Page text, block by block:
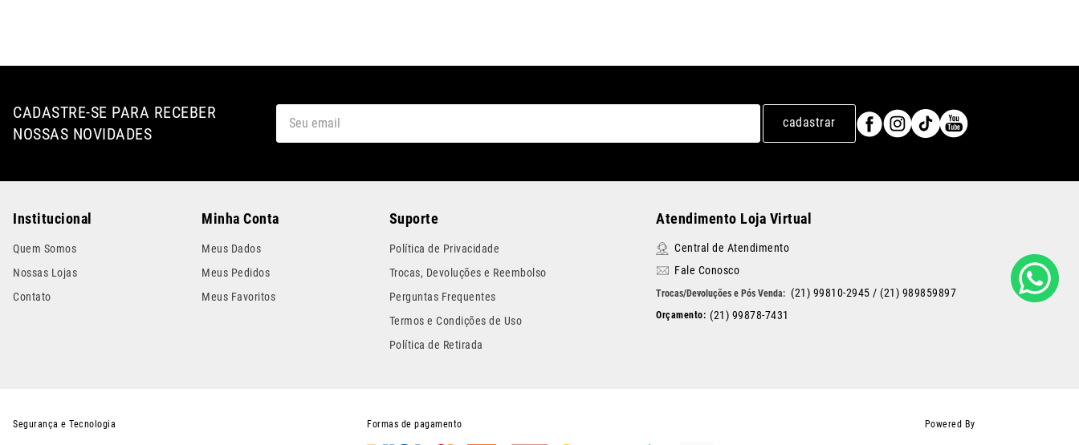
CADASTRE-SE PARA RECEBER
NOSSAS NOVIDADES
cadastrar
Institucional
Quem Somos
Nossas Lojas
Contato
Minha Conta
Meus Dados
Meus Pedidos
Meus Favoritos
Suporte
Política de Privacidade
Trocas, Devoluções e Reembolso
Perguntas Frequentes
Termos e Condições de Uso
Política de Retirada
Atendimento Loja Virtual
Central de Atendimento
Fale Conosco
(21) 99810-2945 / (21) 989859897
(21) 99878-7431
Segurança e Tecnologia Formas de pagamento Powered By